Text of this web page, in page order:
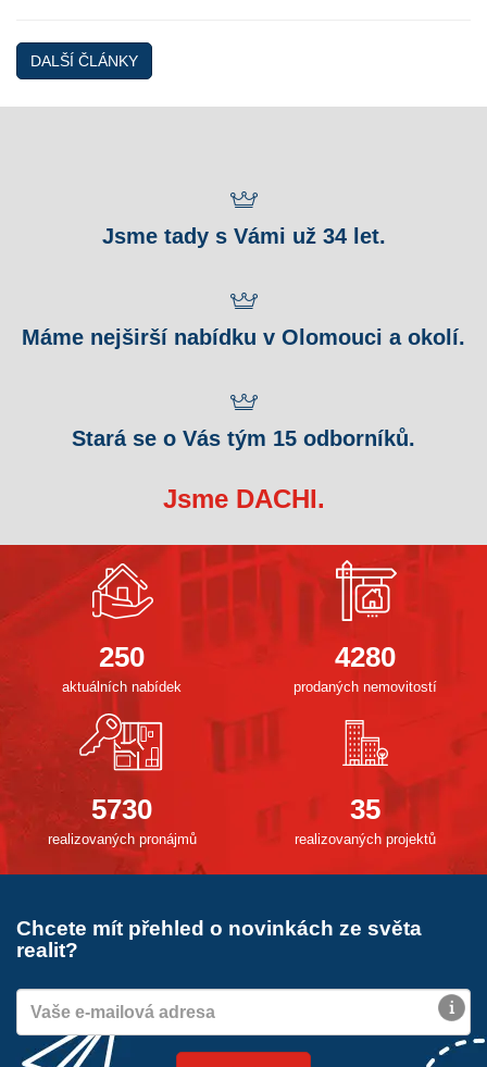
DALŠÍ ČLÁNKY
Jsme tady s Vámi už 34 let.
Máme nejširší nabídku v Olomouci a okolí.
Stará se o Vás tým 15 odborníků.
Jsme DACHI.
250
aktuálních nabídek
4280
prodaných nemovitostí
5730
realizovaných pronájmů
35
realizovaných projektů
Chcete mít přehled o novinkách ze světa
realit?